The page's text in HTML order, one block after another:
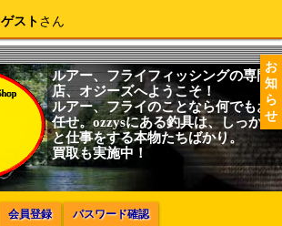
お
知
ら
せ
ゲスト さん
ルアー、フライフィッシングの専門
店、オジーズへようこそ！
ルアー、フライのことなら何でもお
任せ。ozzysにある釣具は、しっかり
と仕事をする本物たちばかり。
買取も実施中！
会員登録 パスワード確認